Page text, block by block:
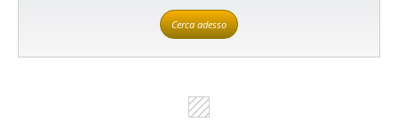
Cerca adesso